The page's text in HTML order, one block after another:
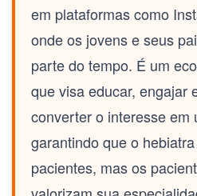
em plataformas como
onde os jovens e seus
parte do tempo. É um
que visa educar, engajar
converter o interesse em
garantindo que o
pacientes, mas os